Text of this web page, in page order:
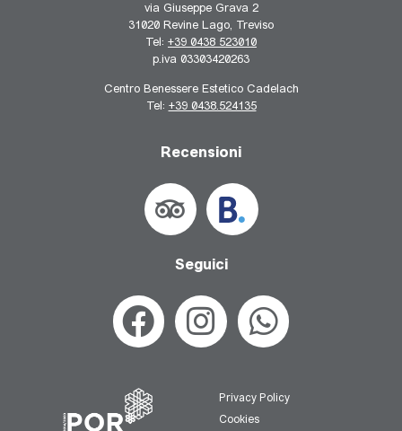
via Giuseppe Grava 2
31020 Revine Lago, Treviso
Tel: +39 0438 523010
p.iva 03303420263
Centro Benessere Estetico Cadelach
Tel: +39 0438.524135
Recensioni
Seguici
Privacy Policy
Cookies